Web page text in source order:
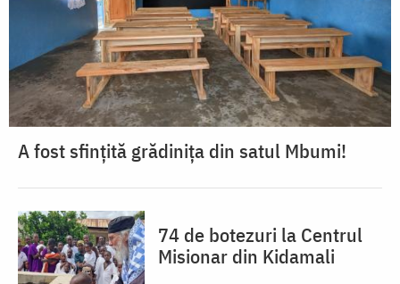
A fost sfințită grădinița din satul Mbumi!
74 de botezuri la Centrul
Misionar din Kidamali